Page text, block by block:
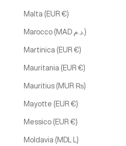
Malta (EUR €)
Marocco (MAD د.م.)
Martinica (EUR €)
Mauritania (EUR €)
Mauritius (MUR ₨)
Mayotte (EUR €)
Messico (EUR €)
Moldavia (MDL L)